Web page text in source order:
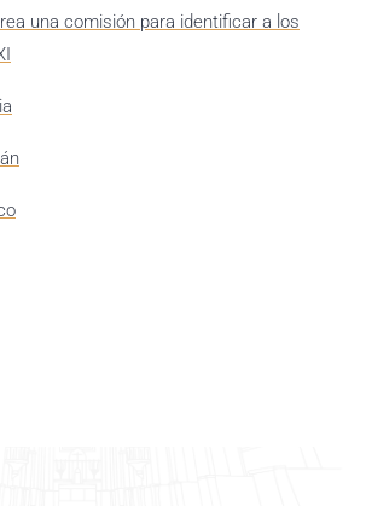
una comisión para identificar a los